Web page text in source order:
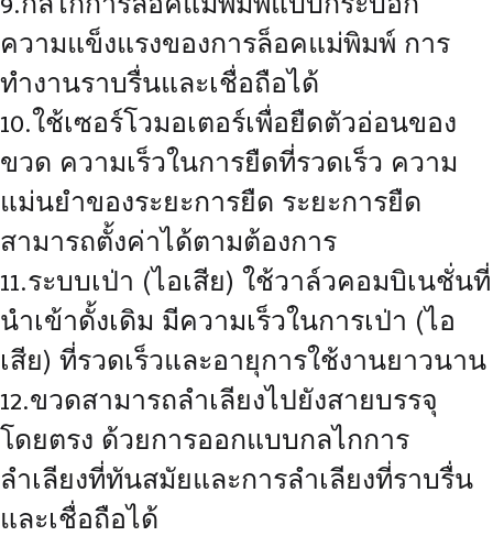
ความแข็งแรงของการล็อคแม่พิมพ์ การ
ทำงานราบรื่นและเชื่อถือได้
10.ใช้เซอร์โวมอเตอร์เพื่อยืดตัวอ่อนของ
ขวด ความเร็วในการยืดที่รวดเร็ว ความ
แม่นยำของระยะการยืด ระยะการยืด
สามารถตั้งค่าได้ตามต้องการ
11.ระบบเป่า (ไอเสีย) ใช้วาล์วคอมบิเนชั่นที่
นำเข้าดั้งเดิม มีความเร็วในการเป่า (ไอ
เสีย) ที่รวดเร็วและอายุการใช้งานยาวนาน
12.ขวดสามารถลำเลียงไปยังสายบรรจุ
โดยตรง ด้วยการออกแบบกลไกการ
ลำเลียงที่ทันสมัยและการลำเลียงที่ราบรื่น
และเชื่อถือได้